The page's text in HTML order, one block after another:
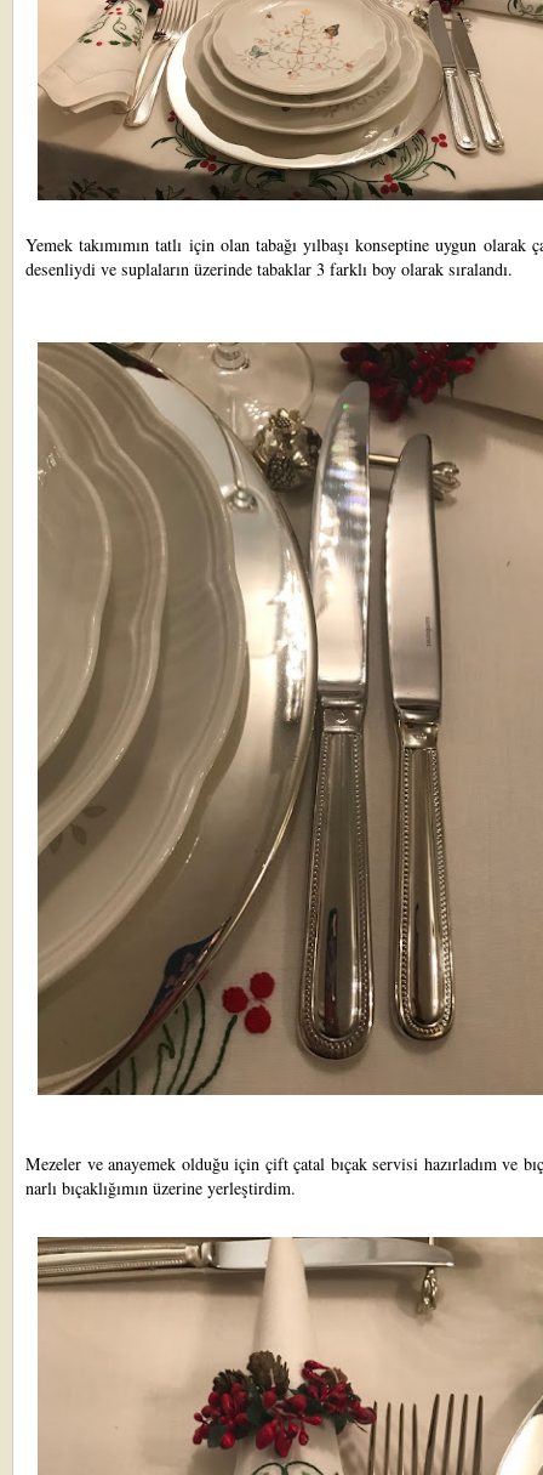
Yemek takımımın tatlı için olan tabağı yılbaşı konseptine uygun olarak
desenliydi ve suplaların üzerinde tabaklar 3 farklı boy olarak sıralandı.
Mezeler ve anayemek olduğu için çift çatal bıçak servisi hazırladım ve
narlı bıçaklığımın üzerine yerleştirdim.